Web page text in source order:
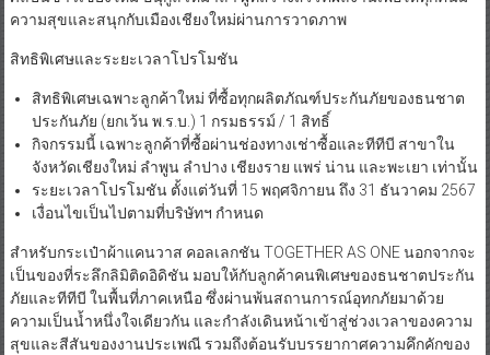
ความสุขและสนุกกับเมืองเชียงใหม่ผ่านการวาดภาพ
สิทธิพิเศษและระยะเวลาโปรโมชัน
สิทธิพิเศษเฉพาะลูกค้าใหม่ ที่ซื้อทุกผลิตภัณฑ์ประกันภัยของธนชาต
ประกันภัย (ยกเว้น พ.ร.บ.) 1 กรมธรรม์ / 1 สิทธิ์
กิจกรรมนี้ เฉพาะลูกค้าที่ซื้อผ่านช่องทางเช่าซื้อและทีทีบี สาขาใน
จังหวัดเชียงใหม่ ลำพูน ลำปาง เชียงราย แพร่ น่าน และพะเยา เท่านั้น
ระยะเวลาโปรโมชัน ตั้งแต่วันที่ 15 พฤศจิกายน ถึง 31 ธันวาคม 2567
เงื่อนไขเป็นไปตามที่บริษัทฯ กำหนด
สำหรับกระเป๋าผ้าแคนวาส คอลเลกชัน TOGETHER AS ONE นอกจากจะ
เป็นของที่ระลึกลิมิติดอิดิชัน มอบให้กับลูกค้าคนพิเศษของธนชาตประกัน
ภัยและทีทีบี ในพื้นที่ภาคเหนือ ซึ่งผ่านพ้นสถานการณ์อุทกภัยมาด้วย
ความเป็นน้ำหนึ่งใจเดียวกัน และกำลังเดินหน้าเข้าสู่ช่วงเวลาของความ
สุขและสีสันของงานประเพณี รวมถึงต้อนรับบรรยากาศความคึกคักของ